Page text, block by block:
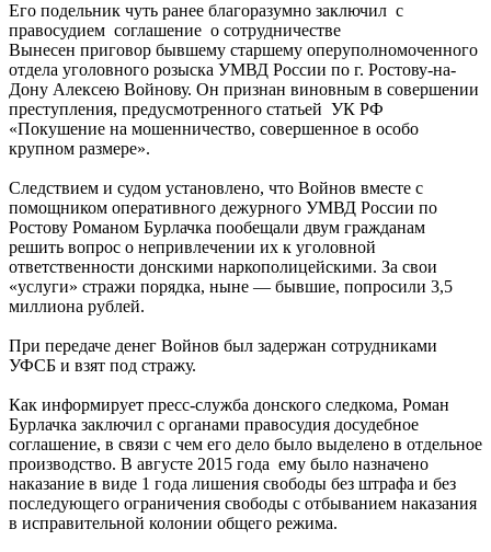
Его подельник чуть ранее благоразумно заключил с
правосудием соглашение о сотрудничестве
Вынесен приговор бывшему старшему оперуполномоченного
отдела уголовного розыска УМВД России по г. Ростову-на-
Дону Алексею Войнову. Он признан виновным в совершении
преступления, предусмотренного статьей УК РФ
«Покушение на мошенничество, совершенное в особо
крупном размере».
Следствием и судом установлено, что Войнов вместе с
помощником оперативного дежурного УМВД России по
Ростову Романом Бурлачка пообещали двум гражданам
решить вопрос о непривлечении их к уголовной
ответственности донскими наркополицейскими. За свои
«услуги» стражи порядка, ныне — бывшие, попросили 3,5
миллиона рублей.
При передаче денег Войнов был задержан сотрудниками
УФСБ и взят под стражу.
Как информирует пресс-служба донского следкома, Роман
Бурлачка заключил с органами правосудия досудебное
соглашение, в связи с чем его дело было выделено в отдельное
производство. В августе 2015 года ему было назначено
наказание в виде 1 года лишения свободы без штрафа и без
последующего ограничения свободы с отбыванием наказания
в исправительной колонии общего режима.